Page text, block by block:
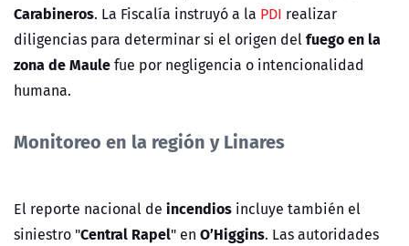
Carabineros. La Fiscalía instruyó a la PDI realizar
diligencias para determinar si el origen delfuego en la
zona de Maulefue por negligencia o intencionalidad
humana.
Monitoreo en la región y Linares
El reporte nacional de incendios incluye también el
siniestro "Central Rapel" en O’Higgins. Las autoridades